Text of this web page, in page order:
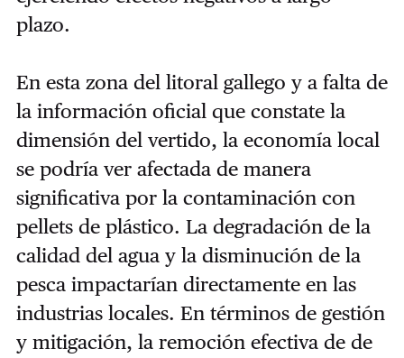
plazo.
En esta zona del litoral gallego y a falta de
la información oficial que constate la
dimensión del vertido, la economía local
se podría ver afectada de manera
significativa por la contaminación con
pellets de plástico. La degradación de la
calidad del agua y la disminución de la
pesca impactarían directamente en las
industrias locales. En términos de gestión
y mitigación, la remoción efectiva de de